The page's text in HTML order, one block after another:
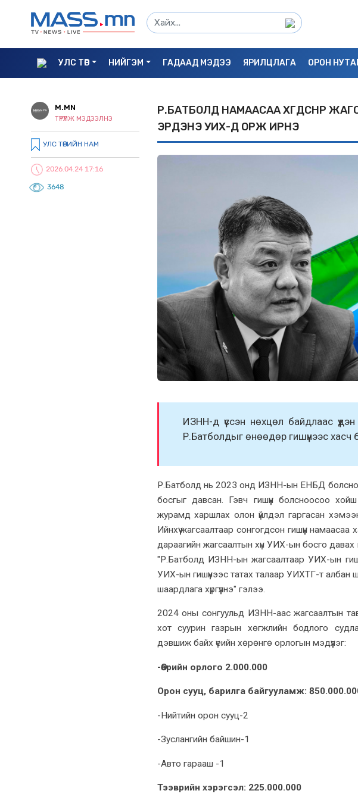
УЛС ТӨР НИЙГЭМ ГАДААД МЭДЭЭ ЯРИЛЦЛАГА ОРОН
M.MN
ТҮРҮҮЛЖ МЭДЭЭЛНЭ
УЛС ТӨРИЙН НАМ
2026.04.24 17:16
3648
Р.БАТБОЛД НАМААСАА ХӨӨГДСӨНӨӨР
ЭРДЭНЭ УИХ-Д ОРЖ ИРНЭ
ИЗНН-д үүссэн нөхцөл байдлаас
Р.Батболдыг өнөөдөр гишүүнээс хасч
Р.Батболд нь 2023 онд ИЗНН-ын ЕНБД
босгыг давсан. Гэвч гишүүн болсноосоо
журамд харшлах олон үйлдэл гаргасан
Ийнхүү жагсаалтаар сонгогдсон гишүүн
дараагийн жагсаалтын хүн УИХ-ын босго
"Р.Батболд ИЗНН-ын жагсаалтаар УИХ-ын
УИХ-ын гишүүнээс татах талаар УИХТГ-т албан
шаардлага хүргүүлнэ" гэлээ.
2024 оны сонгуульд ИЗНН-аас жагсаалтын
хот суурин газрын хөгжлийн бодлого
дэвшиж байх үеийн хөрөнгө орлогын мэдүүлэг:
-Өөрийн орлого 2.000.000
Орон сууц, барилга байгууламж:
-Нийтийн орон сууц-2
-Зуслангийн байшин-1
-Авто гарааш -1
Тээврийн хэрэгсэл: 225.000.000